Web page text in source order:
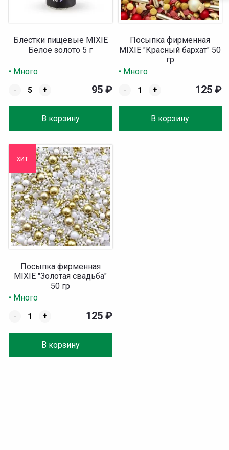
Блёстки пищевые MIXIE
Белое золото 5 г
• Много
-
+
В корзину
95 ₽
Посыпка фирменная
MIXIE "Красный бархат" 50
гр
• Много
-
+
В корзину
125 ₽
хит
Посыпка фирменная
MIXIE "Золотая свадьба"
50 гр
• Много
-
+
В корзину
125 ₽